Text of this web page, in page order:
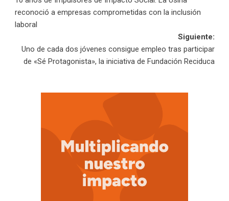
de
entradas
reconoció a empresas comprometidas con la inclusión
laboral
Siguiente:
Uno de cada dos jóvenes consigue empleo tras participar
de «Sé Protagonista», la iniciativa de Fundación Reciduca